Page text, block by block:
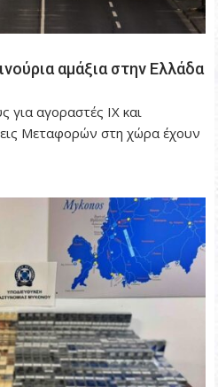
αμάξια στην Ελλάδα
για αγοραστές ΙΧ και
Μεταφορών στη χώρα έχουν